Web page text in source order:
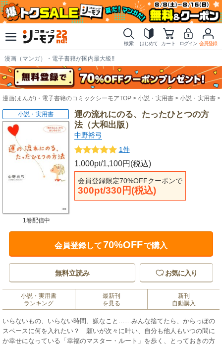
検索 はじめて カート ログイン 会員登録
漫画（マンガ）・電子書籍が国内最大級!!
漫画(まんが)・電子書籍のコミックシーモアTOP 小説・実用書 小説・実用書
運の流れにのる、たったひとつの方
法（大和出版）
中野裕弓
1件
1,000pt/1,100円(税込)
会員登録限定70%OFFクーポンで
300pt/330円(税込)
小説・実用書
1巻配信中
会員登録して70%OFFで購入
無料立読み お気に入り
小説・実用書
ランキング
最新刊
を見る
新刊
自動購入
いらないもの、いらない時間、嫌なこと……みんな捨てたら、からっぽの
スペースに何を入れたい？ 願いが次々に叶い、自分も他人もいつの間に
か幸せになっている「幸福のマスター・ルート」を歩く、とっておきの方